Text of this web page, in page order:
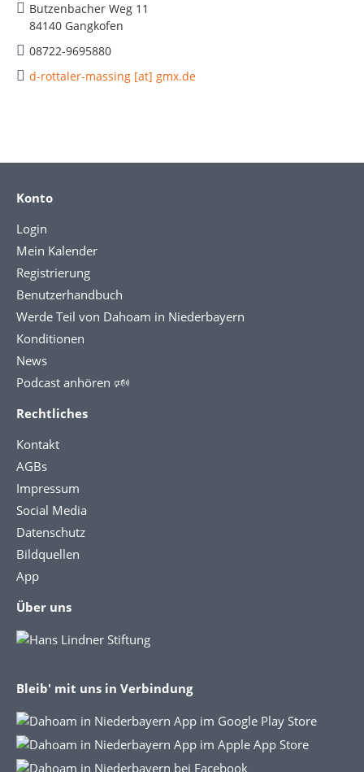
Butzenbacher Weg 11
84140 Gangkofen
08722-9695880
d-rottaler-massing [at] gmx.de
Konto
Login
Mein Kalender
Registrierung
Benutzerhandbuch
Werde Teil von Dahoam in Niederbayern
Konditionen
News
Podcast anhören 🕬
Rechtliches
Kontakt
AGBs
Impressum
Social Media
Datenschutz
Bildquellen
App
Über uns
Bleib' mit uns in Verbindung